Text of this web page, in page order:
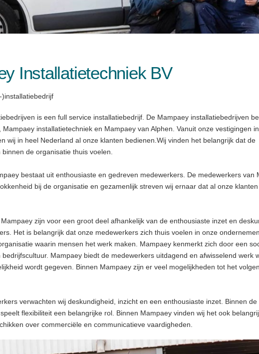
Installatietechniek BV
)installatiebedrijf
is een full service installatiebedrijf. De Mampaey installatiebedrijven
Mampaey installatietechniek en Mampaey van Alphen. Vanuit onze vestigingen
wij in heel Nederland al onze klanten bedienen.Wij vinden het belangrijk dat de
de organisatie thuis voelen.
bestaat uit enthousiaste en gedreven medewerkers. De medewerkers van
bij de organisatie en gezamenlijk streven wij ernaar dat al onze
zijn voor een groot deel afhankelijk van de enthousiaste inzet en
Het is belangrijk dat onze medewerkers zich thuis voelen in onze
waarin mensen het werk maken. Mampaey kenmerkt zich door een
bedrijfscultuur. Mampaey biedt de medewerkers uitdagend en afwisselend werk
wordt gegeven. Binnen Mampaey zijn er veel mogelijkheden tot het
verwachten wij deskundigheid, inzicht en een enthousiaste inzet. Binnen de
flexibiliteit een belangrijke rol. Binnen Mampaey vinden wij het ook
over commerciële en communicatieve vaardigheden.